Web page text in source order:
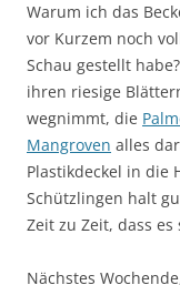
Warum ich das
vor Kurzem noch
Schau gestellt
ihren riesige
wegnimmt, die
Mangroven alles
Plastikdeckel in die
Schützlingen halt
Zeit zu Zeit, dass
Nächstes